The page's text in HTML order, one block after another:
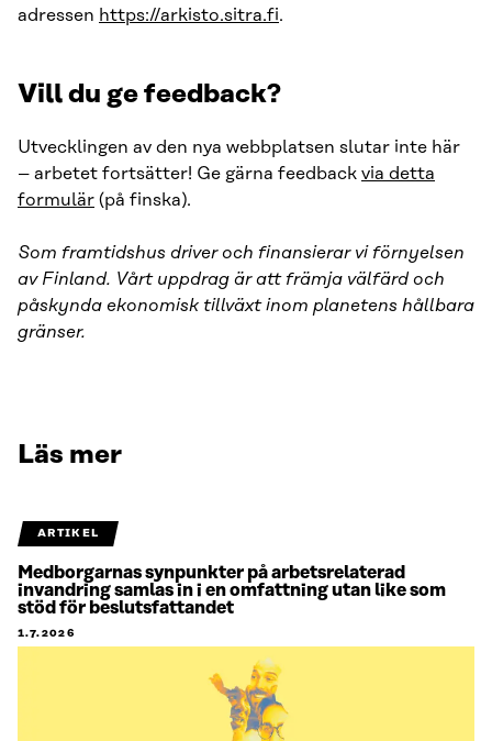
adressen https://arkisto.sitra.fi.
Vill du ge feedback?
Utvecklingen av den nya webbplatsen slutar inte här
– arbetet fortsätter! Ge gärna feedback via detta
formulär (på finska).
Som framtidshus driver och finansierar vi förnyelsen
av Finland. Vårt uppdrag är att främja välfärd och
påskynda ekonomisk tillväxt inom planetens hållbara
gränser.
Läs mer
ARTIKEL
Medborgarnas synpunkter på arbetsrelaterad
invandring samlas in i en omfattning utan like som
stöd för beslutsfattandet
1.7.2026